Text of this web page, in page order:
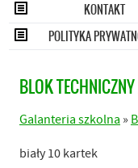
KONTAKT
POLITYKA
BLOK
Galanteria szkolna »
biały 10 kartek